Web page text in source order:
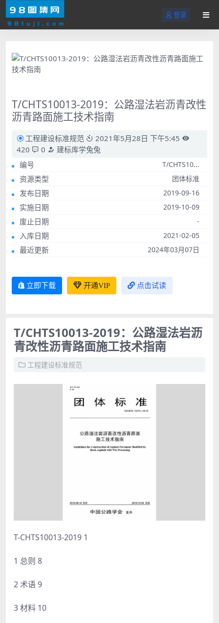
登录
T/CHTS10013-2019：公路湿法岩沥青改性
沥青路面施工技术指南
工程建设标准规范
2021年5月28日 下午5:45
420
0
建标库学兔兔
编号
T/CHTS10...
资源类型 团体标准
发布日期 2019-09-16
实施日期 2019-10-09
废止日期 -
入库日期 2021-02-05
最近更新 2024年03月07日
立即下载 开通VIP 点击试读
T/CHTS10013-2019：公路湿法岩沥
青改性沥青路面施工技术指南
工程建设标准规范
T-CHTS10013-2019 1
1 总则 8
2 术语 9
3 材料 10